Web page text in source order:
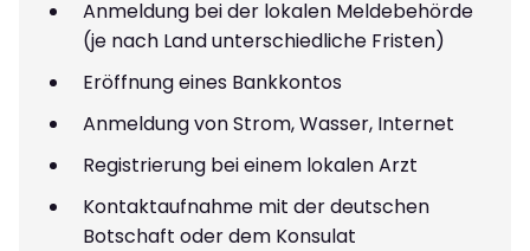
Anmeldung bei der lokalen Meldebehörde
(je nach Land unterschiedliche Fristen)
Eröffnung eines Bankkontos
Anmeldung von Strom, Wasser, Internet
Registrierung bei einem lokalen Arzt
Kontaktaufnahme mit der deutschen
Botschaft oder dem Konsulat